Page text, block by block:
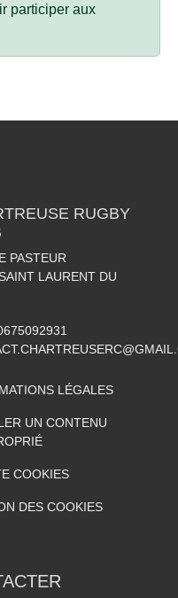
participer aux
RUGBY
PASTEUR
SAINT LAURENT DU
LÉGALES
UN CONTENU
COOKIES
DES COOKIES